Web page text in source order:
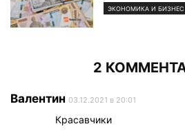
ЭКОНОМИКА И БИЗНЕС
2
Валентин 03.12.2021 в 20:01
Красавчики